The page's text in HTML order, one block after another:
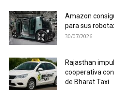
Amazon
para sus
30/07/2026
Rajasthan
cooperativa
de Bharat Taxi